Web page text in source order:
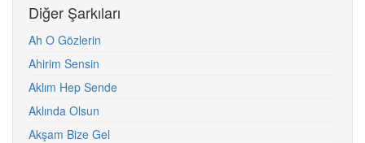
Diğer Şarkıları
Ah O Gözlerin
Ahirim Sensin
Aklım Hep Sende
Aklında Olsun
Akşam Bize Gel